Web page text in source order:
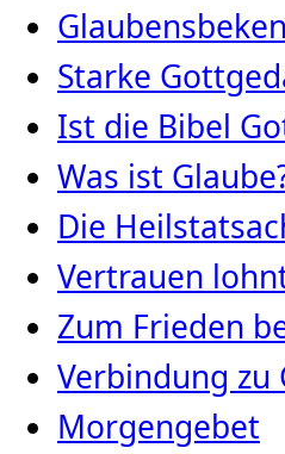
Starke
Ist die Bibel
Was ist
Die
Vertrauen
Zum Frieden
Verbindung
Morgengebet